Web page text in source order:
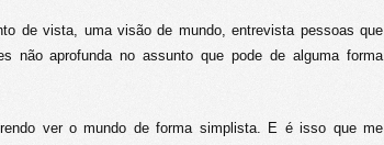
de vista, uma visão de mundo, entrevista pessoas que
não aprofunda no assunto que pode de alguma forma
ver o mundo de forma simplista. E é isso que me